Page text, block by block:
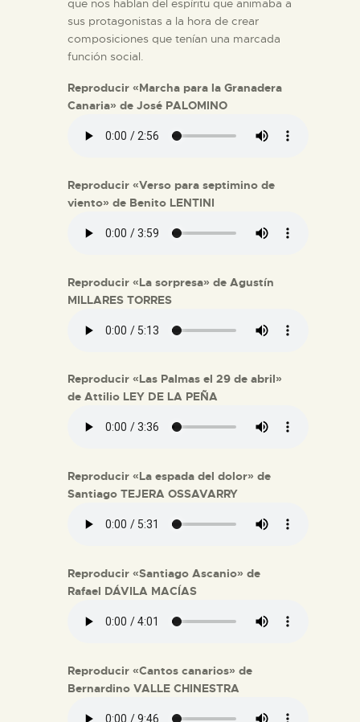
que nos hablan del espíritu que animaba a
sus protagonistas a la hora de crear
composiciones que tenían una marcada
función social.
Reproducir «Marcha para la Granadera
Canaria» de José PALOMINO
Reproducir «Verso para septimino de
viento» de Benito LENTINI
Reproducir «La sorpresa» de Agustín
MILLARES TORRES
Reproducir «Las Palmas el 29 de abril»
de Attilio LEY DE LA PEÑA
Reproducir «La espada del dolor» de
Santiago TEJERA OSSAVARRY
Reproducir «Santiago Ascanio» de
Rafael DÁVILA MACÍAS
Reproducir «Cantos canarios» de
Bernardino VALLE CHINESTRA